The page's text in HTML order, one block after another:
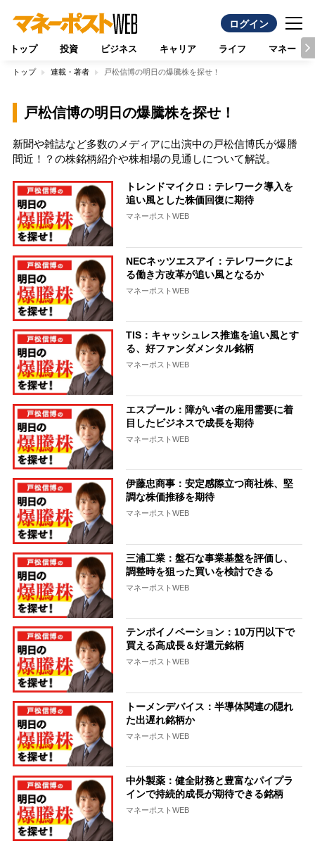
ログイン
トップ 投資 ビジネス キャリア ライフ マネー
トップ 連載・著者 戸松信博の明日の爆騰株を探せ！
戸松信博の明日の爆騰株を探せ！
新聞や雑誌など多数のメディアに出演中の戸松信博氏が爆謄
間近！？の株銘柄紹介や株相場の見通しについて解説。
トレンドマイクロ：テレワーク導入を
追い風とした株価回復に期待
マネーポストWEB
NECネッツエスアイ：テレワークによ
る働き方改革が追い風となるか
マネーポストWEB
TIS：キャッシュレス推進を追い風とす
る、好ファンダメンタル銘柄
マネーポストWEB
エスプール：障がい者の雇用需要に着
目したビジネスで成長を期待
マネーポストWEB
伊藤忠商事：安定感際立つ商社株、堅
調な株価推移を期待
マネーポストWEB
三浦工業：盤石な事業基盤を評価し、
調整時を狙った買いを検討できる
マネーポストWEB
テンポイノベーション：10万円以下で
買える高成長＆好還元銘柄
マネーポストWEB
トーメンデバイス：半導体関連の隠れ
た出遅れ銘柄か
マネーポストWEB
中外製薬：健全財務と豊富なパイプラ
インで持続的成長が期待できる銘柄
マネーポストWEB